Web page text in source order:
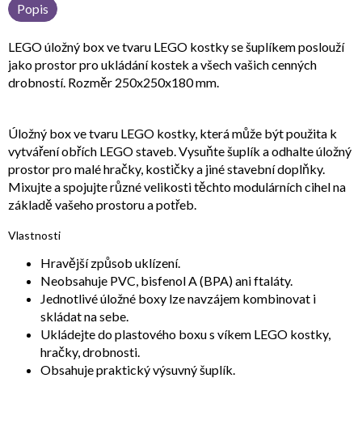
Popis
LEGO úložný box ve tvaru LEGO kostky se šuplíkem poslouží
jako prostor pro ukládání kostek a všech vašich cenných
drobností. Rozměr 250x250x180 mm.
Úložný box ve tvaru LEGO kostky, která může být použita k
vytváření obřích LEGO staveb. Vysuňte šuplík a odhalte úložný
prostor pro malé hračky, kostičky a jiné stavební doplňky.
Mixujte a spojujte různé velikosti těchto modulárních cihel na
základě vašeho prostoru a potřeb.
Vlastnosti
Hravější způsob uklízení.
Neobsahuje PVC, bisfenol A (BPA) ani ftaláty.
Jednotlivé úložné boxy lze navzájem kombinovat i
skládat na sebe.
Ukládejte do plastového boxu s víkem LEGO kostky,
hračky, drobnosti.
Obsahuje praktický výsuvný šuplík.